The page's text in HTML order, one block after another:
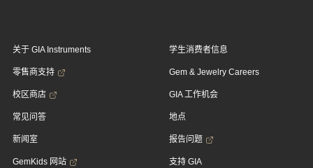
关于 GIA Instruments
零售商支持
校区商店
常见问答
新闻室
GemKids 网站
学生消费者信息
Gem & Jewelry Careers
GIA 工作机会
地点
报告问题
支持 GIA